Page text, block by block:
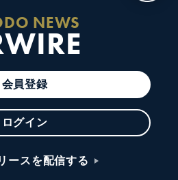
NEWS
会員登録
ログイン
ースを配信する